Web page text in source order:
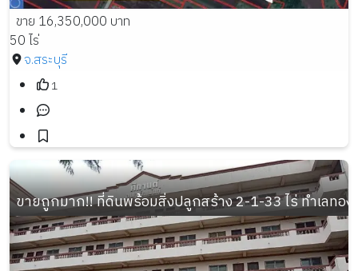
ขาย 16,350,000 บาท
50 ไร่
จ.สระบุรี
1
ขายถูกมาก!! ที่ดินพร้อมสิ่งปลูกสร้าง 2-1-33 ไร่ ทำเลทอ